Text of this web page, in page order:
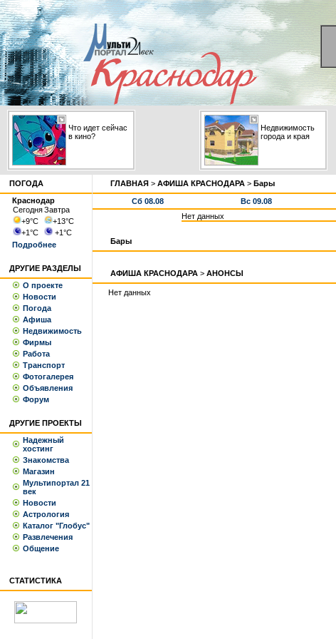
Что идет сейчас
в кино?
Недвижимость
города и края
ПОГОДА
Краснодар
СегодняЗавтра
+9°С +13°С
+1°С +1°С
Подробнее
ДРУГИЕ РАЗДЕЛЫ
О проекте
Новости
Погода
Афиша
Недвижимость
Фирмы
Работа
Транспорт
Фотогалерея
Объявления
Форум
ДРУГИЕ ПРОЕКТЫ
Надежный
хостинг
Знакомства
Магазин
Мультипортал 21
век
Новости
Астрология
Каталог "Глобус"
Развлечения
Общение
СТАТИСТИКА
ГЛАВНАЯ > АФИША КРАСНОДАРА > Бары
Сб 08.08 Вс 09.08
Нет данных
Бары
АФИША КРАСНОДАРА > АНОНСЫ
Нет данных